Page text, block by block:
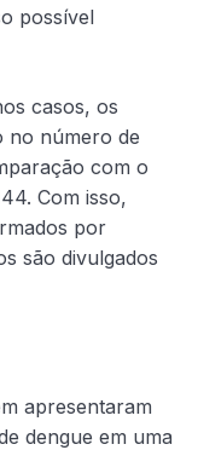
possível
casos, os
no número de
com o
Com isso,
por
são divulgados
apresentaram
dengue em uma